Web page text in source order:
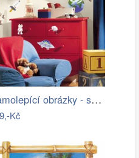
Samolepící obrázky - samolepky Vesmír
Kč